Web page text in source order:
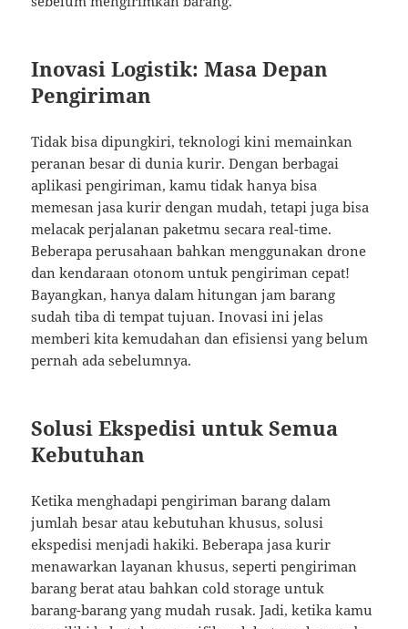
Inovasi Logistik: Masa Depan
Pengiriman
Tidak bisa dipungkiri, teknologi kini memainkan
peranan besar di dunia kurir. Dengan berbagai
aplikasi pengiriman, kamu tidak hanya bisa
memesan jasa kurir dengan mudah, tetapi juga bisa
melacak perjalanan paketmu secara real-time.
Beberapa perusahaan bahkan menggunakan drone
dan kendaraan otonom untuk pengiriman cepat!
Bayangkan, hanya dalam hitungan jam barang
sudah tiba di tempat tujuan. Inovasi ini jelas
memberi kita kemudahan dan efisiensi yang belum
pernah ada sebelumnya.
Solusi Ekspedisi untuk Semua
Kebutuhan
Ketika menghadapi pengiriman barang dalam
jumlah besar atau kebutuhan khusus, solusi
ekspedisi menjadi hakiki. Beberapa jasa kurir
menawarkan layanan khusus, seperti pengiriman
barang berat atau bahkan cold storage untuk
barang-barang yang mudah rusak. Jadi, ketika kamu